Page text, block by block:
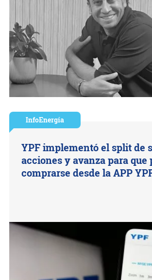
InfoEnergía
YPF implementó el split de
acciones y avanza para que
comprarse desde la APP